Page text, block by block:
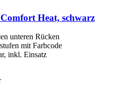
Heat, schwarz
unteren Rücken
mit Farbcode
inkl. Einsatz